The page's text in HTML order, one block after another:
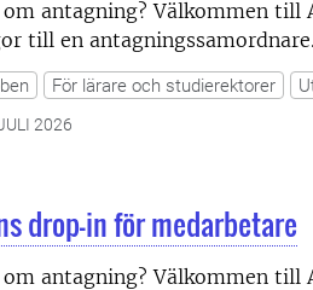
antagning? Välkommen
till en
För lärare och studierektorer
2026
drop-in för medarbetare
antagning? Välkommen